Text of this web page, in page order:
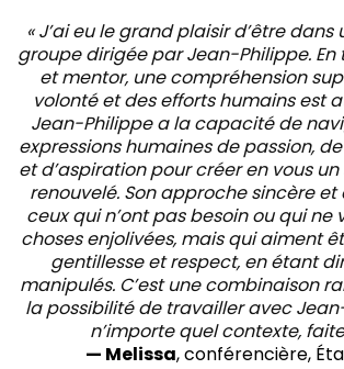
« J’ai eu le grand plaisir d’être dans
groupe dirigée par Jean-Philippe.
et mentor, une compréhension
volonté et des efforts humains est
Jean-Philippe a la capacité de
expressions humaines de passion,
et d’aspiration pour créer en vous
renouvelé. Son approche sincère
ceux qui n’ont pas besoin ou qui ne
choses enjolivées, mais qui aiment
gentillesse et respect, en étant
manipulés. C’est une combinaison
la possibilité de travailler avec
n’importe quel contexte,
— Melissa, conférencière,